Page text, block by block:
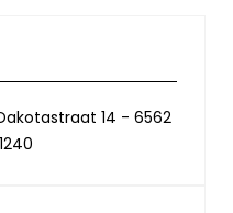
14 - 6562